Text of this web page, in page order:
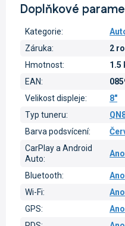
Doplňkové
Kategorie:
Záruka:
2
Hmotnost:
1.5
EAN:
Velikost displeje:
8"
Typ tuneru:
Barva podsvícení:
CarPlay a Android
Auto:
Ano
Bluetooth:
Ano
Wi-Fi:
Ano
GPS:
Ano